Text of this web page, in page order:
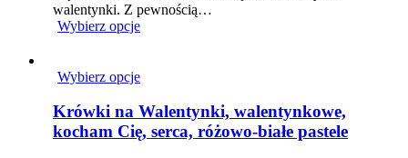
walentynki. Z pewnością…
Wybierz opcje
Wybierz opcje
Krówki na Walentynki, walentynkowe,
kocham Cię, serca, różowo-białe pastele